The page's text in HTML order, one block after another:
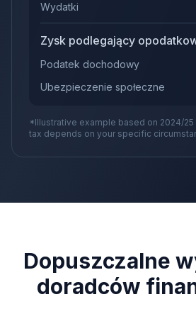
Wydatki
Zysk podlegający
Podatek dochodowy
Ubezpieczenie społeczne
*Illustrative example based on 2024/25
tax depends on your specific
Dopuszczalne
doradców